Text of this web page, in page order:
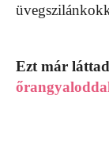
Ezt már